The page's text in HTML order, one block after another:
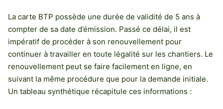
La carte BTP possède une durée de validité de 5 ans à
compter de sa date d’émission. Passé ce délai, il est
impératif de procéder à son renouvellement pour
continuer à travailler en toute légalité sur les chantiers. Le
renouvellement peut se faire facilement en ligne, en
suivant la même procédure que pour la demande initiale.
Un tableau synthétique récapitule ces informations :